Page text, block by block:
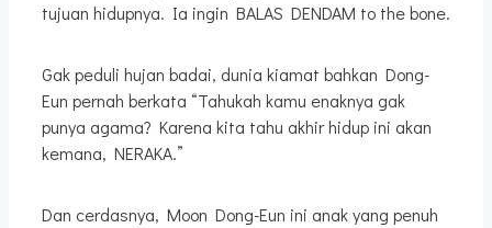
tujuan hidupnya. Ia ingin BALAS DENDAM to the bone.
Gak peduli hujan badai, dunia kiamat bahkan Dong-
Eun pernah berkata “Tahukah kamu enaknya gak
punya agama? Karena kita tahu akhir hidup ini akan
kemana, NERAKA.”
Dan cerdasnya, Moon Dong-Eun ini anak yang penuh